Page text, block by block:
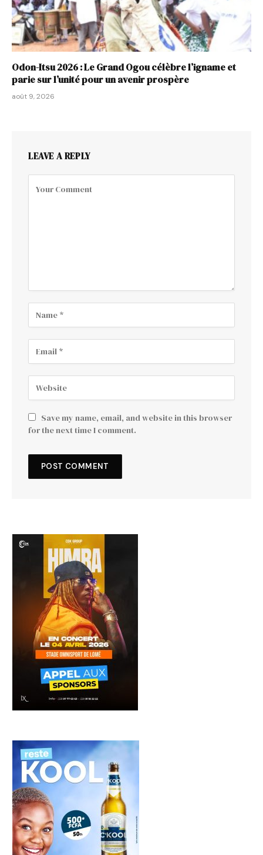
Odon-Itsu 2026 : Le Grand Ogou célèbre l’igname et
parie sur l’unité pour un avenir prospère
août 9, 2026
LEAVE A REPLY
Save my name, email, and website in this browser
for the next time I comment.